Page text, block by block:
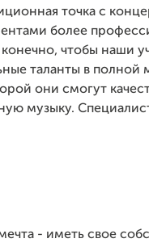
точка с
более
чтобы наши
таланты в полной
они смогут
музыку.
- иметь свое